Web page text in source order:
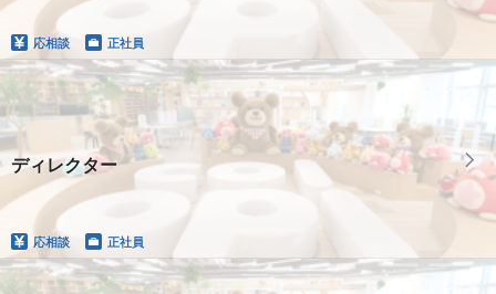
応相談 正社員
ディレクター
応相談 正社員